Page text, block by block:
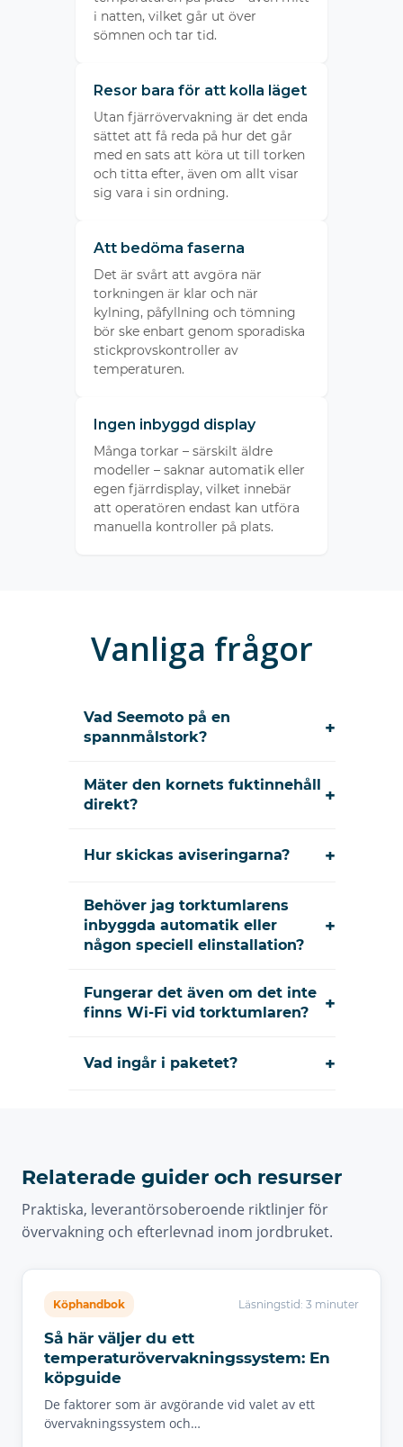
i natten, vilket går ut över
sömnen och tar tid.
Resor bara för att kolla läget
Utan fjärrövervakning är det enda
sättet att få reda på hur det går
med en sats att köra ut till torken
och titta efter, även om allt visar
sig vara i sin ordning.
Att bedöma faserna
Det är svårt att avgöra när
torkningen är klar och när
kylning, påfyllning och tömning
bör ske enbart genom sporadiska
stickprovskontroller av
temperaturen.
Ingen inbyggd display
Många torkar – särskilt äldre
modeller – saknar automatik eller
egen fjärrdisplay, vilket innebär
att operatören endast kan utföra
manuella kontroller på plats.
Vanliga frågor
Vad Seemoto på en
spannmålstork?
+
Mäter den kornets fuktinnehåll
direkt?
+
Hur skickas aviseringarna? +
Behöver jag torktumlarens
inbyggda automatik eller
någon speciell elinstallation?
+
Fungerar det även om det inte
finns Wi-Fi vid torktumlaren?
+
Vad ingår i paketet? +
Relaterade guider och resurser
Praktiska, leverantörsoberoende riktlinjer för
övervakning och efterlevnad inom jordbruket.
Köphandbok Läsningstid: 3 minuter
Så här väljer du ett
temperaturövervakningssystem: En
köpguide
De faktorer som är avgörande vid valet av ett
övervakningssystem och…